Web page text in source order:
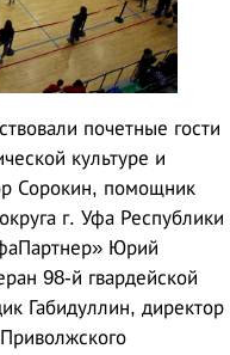
почетные гости
культуре и
Сорокин, помощник
г. Уфа Республики
Юрий
98-й гвардейской
Габидуллин, директор